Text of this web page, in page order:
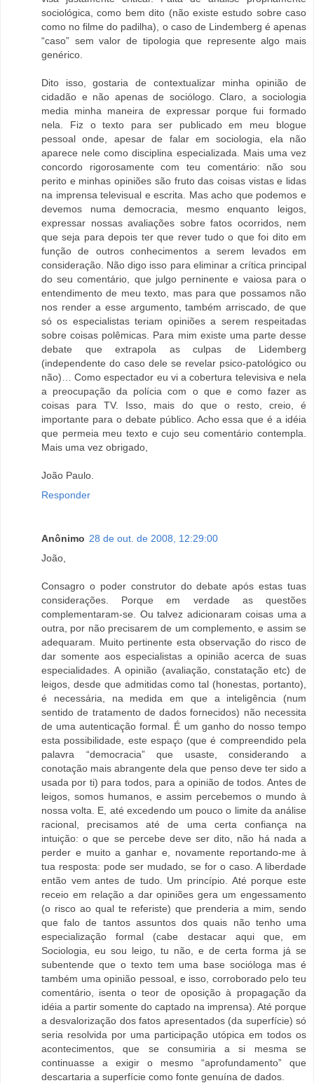
sociológica, como bem dito (não existe estudo sobre caso
como no filme do padilha), o caso de Lindemberg é apenas
“caso” sem valor de tipologia que represente algo mais
genérico.
Dito isso, gostaria de contextualizar minha opinião de
cidadão e não apenas de sociólogo. Claro, a sociologia
media minha maneira de expressar porque fui formado
nela. Fiz o texto para ser publicado em meu blogue
pessoal onde, apesar de falar em sociologia, ela não
aparece nele como disciplina especializada. Mais uma vez
concordo rigorosamente com teu comentário: não sou
perito e minhas opiniões são fruto das coisas vistas e lidas
na imprensa televisual e escrita. Mas acho que podemos e
devemos numa democracia, mesmo enquanto leigos,
expressar nossas avaliações sobre fatos ocorridos, nem
que seja para depois ter que rever tudo o que foi dito em
função de outros conhecimentos a serem levados em
consideração. Não digo isso para eliminar a crítica principal
do seu comentário, que julgo perninente e vaiosa para o
entendimento de meu texto, mas para que possamos não
nos render a esse argumento, também arriscado, de que
só os especialistas teriam opiniões a serem respeitadas
sobre coisas polêmicas. Para mim existe uma parte desse
debate que extrapola as culpas de Lidemberg
(independente do caso dele se revelar psico-patológico ou
não)… Como espectador eu vi a cobertura televisiva e nela
a preocupação da polícia com o que e como fazer as
coisas para TV. Isso, mais do que o resto, creio, é
importante para o debate público. Acho essa que é a idéia
que permeia meu texto e cujo seu comentário contempla.
Mais uma vez obrigado,
João Paulo.
Responder
Anônimo 28 de out. de 2008, 12:29:00
João,
Consagro o poder construtor do debate após estas tuas
considerações. Porque em verdade as questões
complementaram-se. Ou talvez adicionaram coisas uma a
outra, por não precisarem de um complemento, e assim se
adequaram. Muito pertinente esta observação do risco de
dar somente aos especialistas a opinião acerca de suas
especialidades. A opinião (avaliação, constatação etc) de
leigos, desde que admitidas como tal (honestas, portanto),
é necessária, na medida em que a inteligência (num
sentido de tratamento de dados fornecidos) não necessita
de uma autenticação formal. É um ganho do nosso tempo
esta possibilidade, este espaço (que é compreendido pela
palavra “democracia” que usaste, considerando a
conotação mais abrangente dela que penso deve ter sido a
usada por ti) para todos, para a opinião de todos. Antes de
leigos, somos humanos, e assim percebemos o mundo à
nossa volta. E, até excedendo um pouco o limite da análise
racional, precisamos até de uma certa confiança na
intuição: o que se percebe deve ser dito, não há nada a
perder e muito a ganhar e, novamente reportando-me à
tua resposta: pode ser mudado, se for o caso. A liberdade
então vem antes de tudo. Um princípio. Até porque este
receio em relação a dar opiniões gera um engessamento
(o risco ao qual te referiste) que prenderia a mim, sendo
que falo de tantos assuntos dos quais não tenho uma
especialização formal (cabe destacar aqui que, em
Sociologia, eu sou leigo, tu não, e de certa forma já se
subentende que o texto tem uma base socióloga mas é
também uma opinião pessoal, e isso, corroborado pelo teu
comentário, isenta o teor de oposição à propagação da
idéia a partir somente do captado na imprensa). Até porque
a desvalorização dos fatos apresentados (da superfície) só
seria resolvida por uma participação utópica em todos os
acontecimentos, que se consumiria a si mesma se
continuasse a exigir o mesmo “aprofundamento” que
descartaria a superfície como fonte genuína de dados.